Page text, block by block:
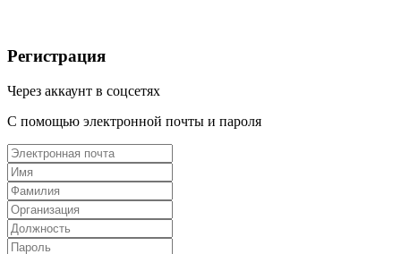
Регистрация
Через аккаунт в соцсетях
С помощью электронной почты и пароля